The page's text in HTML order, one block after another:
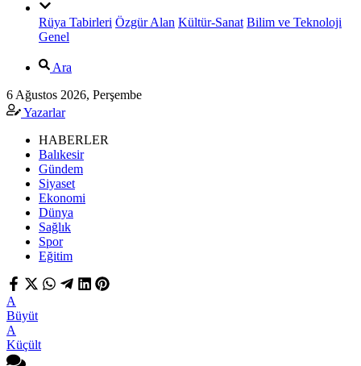
Rüya Tabirleri Özgür Alan Kültür-Sanat Bilim ve Teknoloji
Genel
Ara
6 Ağustos 2026, Perşembe
Yazarlar
HABERLER
Balıkesir
Gündem
Siyaset
Ekonomi
Dünya
Sağlık
Spor
Eğitim
A
Büyüt
A
Küçült